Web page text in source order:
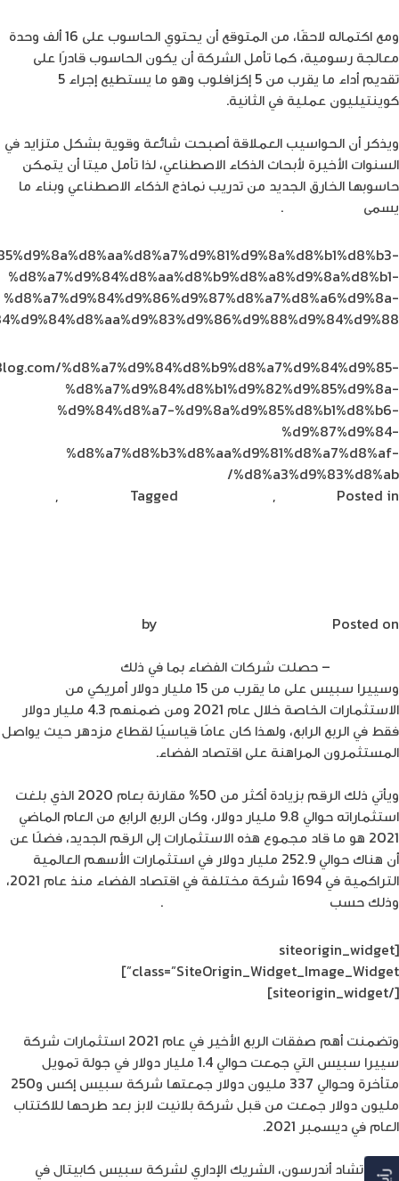
ومع اكتماله لاحقًا، من المتوقع أن يحتوي الحاسوب على 16 ألف وحدة
معالجة رسومية، كما تأمل الشركة أن يكون الحاسوب قادرًا على
تقديم أداء ما يقرب من 5 إكزافلوب وهو ما يستطيع إجراء 5
كوينتيليون عملية في الثانية.
ويذكر أن الحواسيب العملاقة أصبحت شائعة وقوية بشكل متزايد في
السنوات الأخيرة لأبحاث الذكاء الاصطناعي، لذا تأمل ميتا أن يتمكن
حاسوبها الخارق الجديد من تدريب نماذج الذكاء الاصطناعي وبناء ما
يسمى
.
%d8%a7%d9%84%d8%aa%d8%b9%d8%a8%d9%8a%d8%b1-
%d8%a7%d9%84%d9%86%d9%87%d8%a7%d8%a6%d9%8a-
%d8%a7%d9%84%d8%b9%d8%a7%d9%84%d9%85-
%d8%a7%d9%84%d8%b1%d9%82%d9%85%d9%8a-
%d9%84%d8%a7-%d9%8a%d9%85%d8%b1%d8%b6-
%d9%87%d9%84-
%d8%a7%d8%b3%d8%aa%d9%81%d8%a7%d8%af-
%d8%a3%d9%83%d8%ab/
Posted in
,
Tagged
,
سيكون
الأسرع
في
العالم
Posted on
– حصلت شركات الفضاء بما في ذلك
وسييرا سبيس على ما يقرب من 15 مليار دولار أمريكي من
الاستثمارات الخاصة خلال عام 2021 ومن ضمنهم 4.3 مليار دولار
فقط في الربع الرابع، ولهذا كان عامًا قياسيًا لقطاع مزدهر حيث يواصل
المستثمرون المراهنة على اقتصاد الفضاء.
ويأتي ذلك الرقم بزيادة أكثر من 50% مقارنة بعام 2020 الذي بلغت
استثماراته حوالي 9.8 مليار دولار، وكان الربع الرابع من العام الماضي
2021 هو ما قاد مجموع هذه الاستثمارات إلى الرقم الجديد، فضلًا عن
أن هناك حوالي 252.9 مليار دولار في استثمارات الأسهم العالمية
التراكمية في 1694 شركة مختلفة في اقتصاد الفضاء منذ عام 2021،
وذلك حسب
.
[siteorigin_widget
class=”SiteOrigin_Widget_Image_Widget”]
[/siteorigin_widget]
وتضمنت أهم صفقات الربع الأخير في عام 2021 استثمارات شركة
سييرا سبيس التي جمعت حوالي 1.4 مليار دولار في جولة تمويل
متأخرة وحوالي 337 مليون دولار جمعتها شركة سبيس إكس و250
مليون دولار جمعت من قبل شركة بلانيت لابز بعد طرحها للاكتتاب
العام في ديسمبر 2021.
وأشار تشاد أندرسون، الشريك الإداري لشركة سبيس كابيتال في